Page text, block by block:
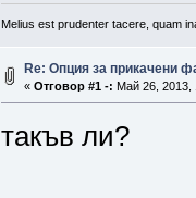
Melius est prudenter tacere, quam
Re: Опция за прикачени
« Отговор #1 -: Май 26, 2013,
такъв ли?